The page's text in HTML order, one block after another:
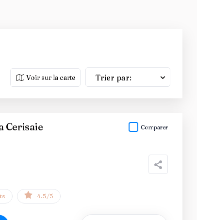
Voir sur la carte Trier par:
Cerisaie Comparer
4.5/5